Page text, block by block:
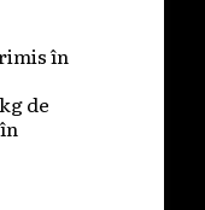
în
de